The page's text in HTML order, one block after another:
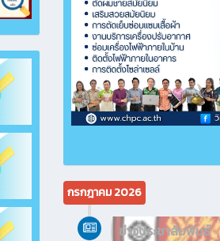
กรกฎาคม 2026
ข่าวประชาสัมพันธ์